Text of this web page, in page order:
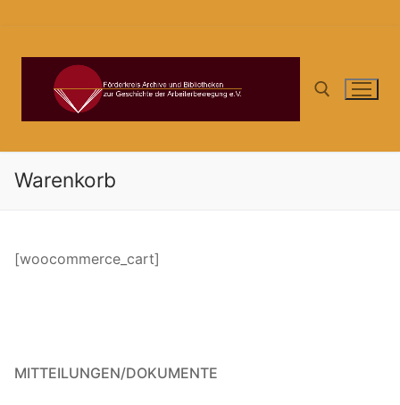
Inhalt
springen
Warenkorb
[woocommerce_cart]
MITTEILUNGEN/DOKUMENTE